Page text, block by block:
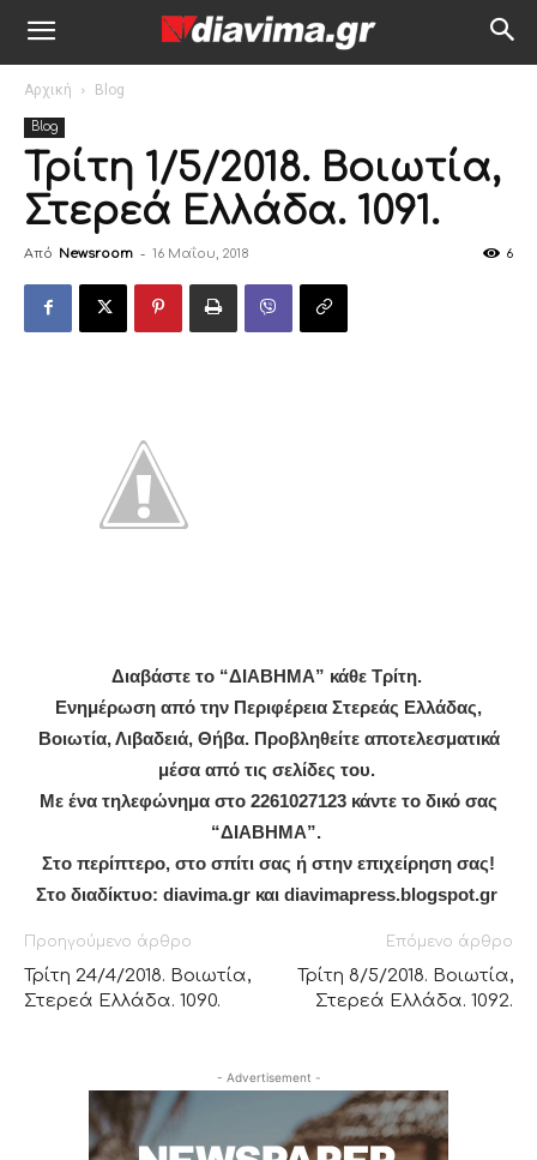
Αρχική Blog
Blog
Τρίτη 1/5/2018. Βοιωτία,
Στερεά Ελλάδα. 1091.
Από Newsroom - 16 Μαΐου, 2018 6
Διαβάστε το “ΔIABHMA” κάθε Τρίτη.
Ενημέρωση από την Περιφέρεια Στερεάς Ελλάδας,
Βοιωτία, Λιβαδειά, Θήβα. Προβληθείτε αποτελεσματικά
μέσα από τις σελίδες του.
Με ένα τηλεφώνημα στο 2261027123 κάντε το δικό σας
“ΔΙΑΒΗΜΑ”.
Στο περίπτερο, στο σπίτι σας ή στην επιχείρηση σας!
Στο διαδίκτυο: diavima.gr και diavimapress.blogspot.gr
Προηγούμενο άρθρο
Τρίτη 24/4/2018. Βοιωτία,
Στερεά Ελλάδα. 1090.
Επόμενο άρθρο
Τρίτη 8/5/2018. Βοιωτία,
Στερεά Ελλάδα. 1092.
- Advertisement -